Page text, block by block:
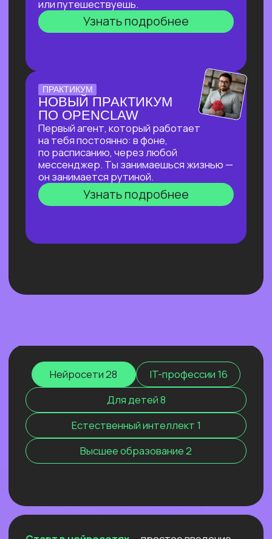
За 2 часа покажем, как создавать
трендовый видеоконтент уровня Veo‑3,
цифровых аватаров и визуал
ОТКРЫТАЯ ЛЕКЦИЯ
ИИ ДЛЯ РУКОВОДИТЕЛЯ:
КАК ОСВОБОДИТЬ 10+
ЧАСОВ В НЕДЕЛЮ
И ПОВЫСИТЬ
ЭФФЕКТИВНОСТЬ
КОМАНДЫ?
И перейти от «Мне не хватает времени
разобраться с ИИ» к «Часть вопросов
и процессов закрывает ИИ»
Узнать подробнее
Покажем ИИ-контекстолога, который
Для детей 8